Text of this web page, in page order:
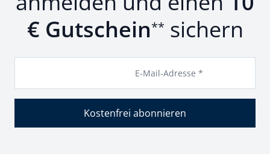
€ Gutschein** sichern
E-Mail-Adresse *
Kostenfrei abonnieren